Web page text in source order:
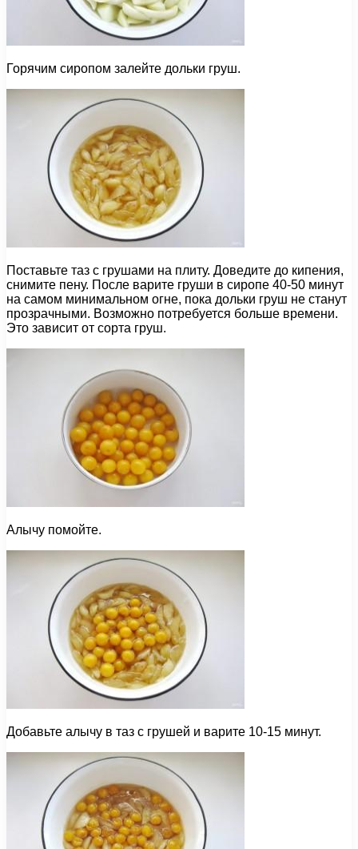
Горячим сиропом залейте дольки груш.
Поставьте таз с грушами на плиту. Доведите до кипения,
снимите пену. После варите груши в сиропе 40-50 минут
на самом минимальном огне, пока дольки груш не станут
прозрачными. Возможно потребуется больше времени.
Это зависит от сорта груш.
Алычу помойте.
Добавьте алычу в таз с грушей и варите 10-15 минут.